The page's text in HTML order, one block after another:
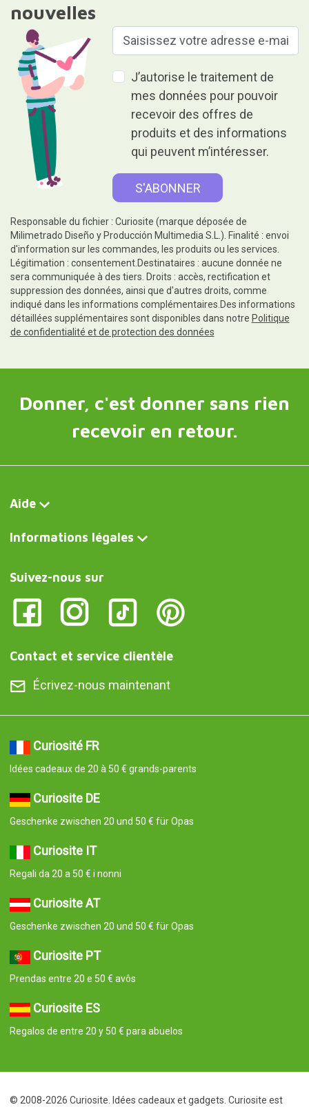
nouvelles
J’autorise le traitement de
mes données pour pouvoir
recevoir des offres de
produits et des informations
qui peuvent m’intéresser.
Responsable du fichier : Curiosite (marque déposée de
Milimetrado Diseño y Producción Multimedia S.L.). Finalité : envoi
d'information sur les commandes, les produits ou les services.
Légitimation : consentement.Destinataires : aucune donnée ne
sera communiquée à des tiers. Droits : accès, rectification et
suppression des données, ainsi que d'autres droits, comme
indiqué dans les informations complémentaires.Des informations
détaillées supplémentaires sont disponibles dans notre Politique
de confidentialité et de protection des données
Donner, c'est donner sans rien
recevoir en retour.
Aide
Informations légales
Suivez-nous sur
Contact et service clientèle
Écrivez-nous maintenant
Curiosité FR
Idées cadeaux de 20 à 50 € grands-parents
Curiosite DE
Geschenke zwischen 20 und 50 € für Opas
Curiosite IT
Regali da 20 a 50 € i nonni
Curiosite AT
Geschenke zwischen 20 und 50 € für Opas
Curiosite PT
Prendas entre 20 e 50 € avôs
Curiosite ES
Regalos de entre 20 y 50 € para abuelos
© 2008-2026 Curiosite. Idées cadeaux et gadgets. Curiosite est